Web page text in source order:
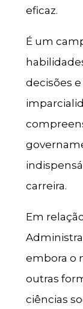
eficaz.
É um
decisões
carreira.
Em
embora o
outras
ciências